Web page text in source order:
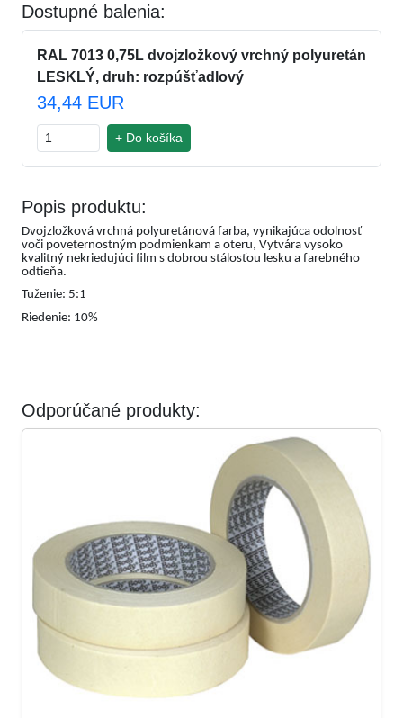
Dostupné balenia:
RAL 7013 0,75L dvojzložkový vrchný polyuretán
LESKLÝ, druh: rozpúšťadlový
34,44 EUR
+ Do košíka
Popis produktu:
Dvojzložková vrchná polyuretánová farba, vynikajúca odolnosť
voči poveternostným podmienkam a oteru, Vytvára vysoko
kvalitný nekriedujúci film s dobrou stálosťou lesku a farebného
odtieňa.
Tuženie: 5:1
Riedenie: 10%
Odporúčané produkty: